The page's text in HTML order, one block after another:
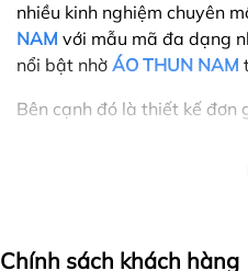
nhiều kinh nghiệm chuyên
NAM với mẫu mã đa dạng
nổi bật nhờ ÁO THUN NAM
Bên cạnh đó là thiết kế đơn
Từ đó mang đến phong
SẢN PHẨM ĐƯỢC THIẾT KẾ
Chính sách khách hàng